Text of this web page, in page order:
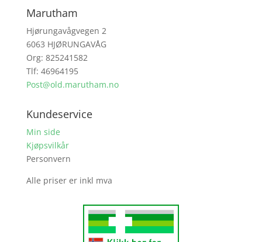
Marutham
Hjørungavågvegen 2
6063 HJØRUNGAVÅG
Org: 825241582
Tlf: 46964195
Post@old.marutham.no
Kundeservice
Min side
Kjøpsvilkår
Personvern
Alle priser er inkl mva